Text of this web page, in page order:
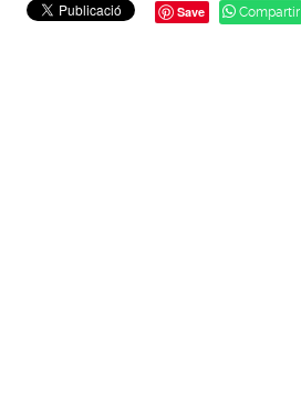
Save Compartir